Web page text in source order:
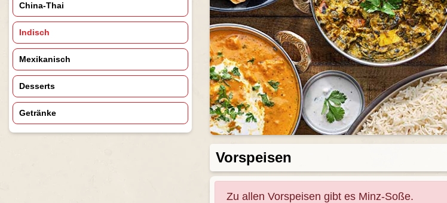
China-Thai
Indisch
Mexikanisch
Desserts
Getränke
Vorspeisen
Zu allen Vorspeisen gibt es Minz-Soße.